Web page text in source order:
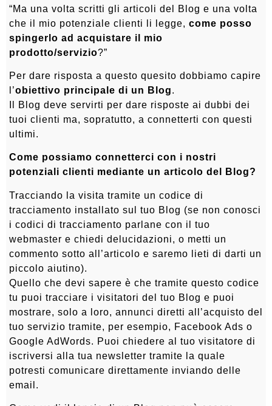
“Ma una volta scritti gli articoli del Blog e una volta
che il mio potenziale clienti li legge, come posso
spingerlo ad acquistare il mio
prodotto/servizio?”
Per dare risposta a questo quesito dobbiamo capire
l’obiettivo principale di un Blog.
Il Blog deve servirti per dare risposte ai dubbi dei
tuoi clienti ma, sopratutto, a connetterti con questi
ultimi.
Come possiamo connetterci con i nostri
potenziali clienti mediante un articolo del Blog?
Tracciando la visita tramite un codice di
tracciamento installato sul tuo Blog (se non conosci
i codici di tracciamento parlane con il tuo
webmaster e chiedi delucidazioni, o metti un
commento sotto all’articolo e saremo lieti di darti un
piccolo aiutino).
Quello che devi sapere è che tramite questo codice
tu puoi tracciare i visitatori del tuo Blog e puoi
mostrare, solo a loro, annunci diretti all’acquisto del
tuo servizio tramite, per esempio, Facebook Ads o
Google AdWords. Puoi chiedere al tuo visitatore di
iscriversi alla tua newsletter tramite la quale
potresti comunicare direttamente inviando delle
email.